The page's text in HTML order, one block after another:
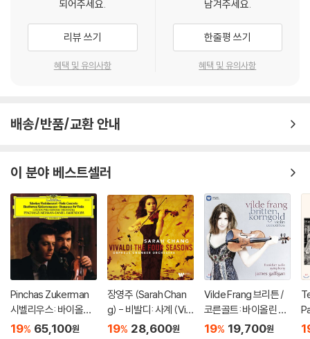
되어주세요.
리뷰 쓰기
혜택 및 유의사항
남겨주세요.
한줄평 쓰기
혜택 및 유의사항
배송/반품/교환 안내
이 분야 베스트셀러
Pinchas Zukerman
시벨리우스: 바이올린
협주곡 / 베토벤: 로망
19% 65,100원
장영주 (Sarah Chan
g) - 비발디: 사계 (Viv
aldi: The Four Seaso
19% 28,600원
Vilde Frang 브리튼 /
코른골트: 바이올린 협
주곡 - 빌데 프랑 (Britt
19% 19,700원